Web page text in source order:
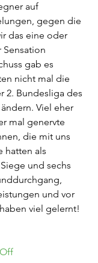
auf
gegen die
das eine oder
Sensation
gab es
nicht mal die
2. Bundesliga des
Viel eher
mal genervte
die mit uns
hatten als
und sechs
und vor
viel gelernt!